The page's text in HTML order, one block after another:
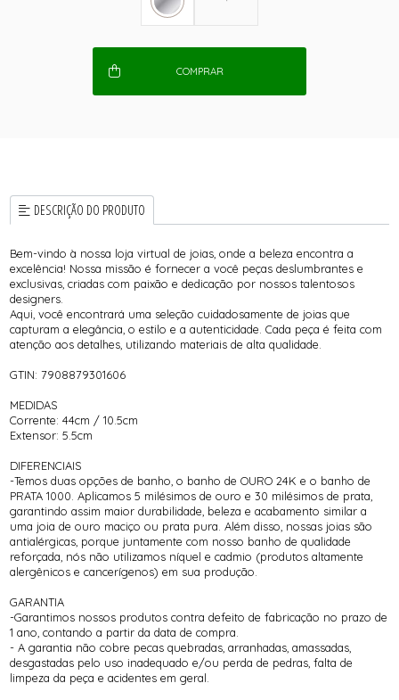
COMPRAR
DESCRIÇÃO DO PRODUTO
Bem-vindo à nossa loja virtual de joias, onde a beleza encontra a
excelência! Nossa missão é fornecer a você peças deslumbrantes e
exclusivas, criadas com paixão e dedicação por nossos talentosos
designers.
Aqui, você encontrará uma seleção cuidadosamente de joias que
capturam a elegância, o estilo e a autenticidade. Cada peça é feita com
atenção aos detalhes, utilizando materiais de alta qualidade.
GTIN: 7908879301606
MEDIDAS
Corrente: 44cm / 10.5cm
Extensor: 5.5cm
DIFERENCIAIS
-Temos duas opções de banho, o banho de OURO 24K e o banho de
PRATA 1000. Aplicamos 5 milésimos de ouro e 30 milésimos de prata,
garantindo assim maior durabilidade, beleza e acabamento similar a
uma joia de ouro maciço ou prata pura. Além disso, nossas joias são
antialérgicas, porque juntamente com nosso banho de qualidade
reforçada, nós não utilizamos níquel e cadmio (produtos altamente
alergênicos e cancerígenos) em sua produção.
GARANTIA
-Garantimos nossos produtos contra defeito de fabricação no prazo de
1 ano, contando a partir da data de compra.
- A garantia não cobre pecas quebradas, arranhadas, amassadas,
desgastadas pelo uso inadequado e/ou perda de pedras, falta de
limpeza da peça e acidentes em geral.